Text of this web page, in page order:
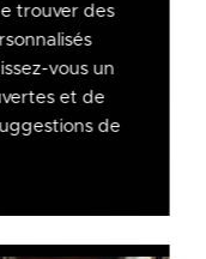
trouver des
vous un
et de
de